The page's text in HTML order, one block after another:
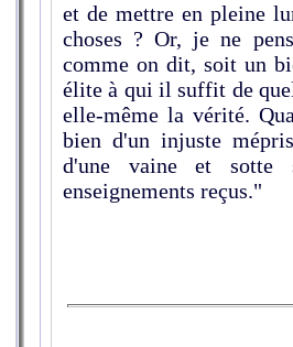
et de mettre en pleine
choses ? Or, je ne
comme on dit, soit un
élite à qui il suffit de
elle-même la vérité.
bien d'un injuste
d'une vaine et sotte
enseignements reçus."